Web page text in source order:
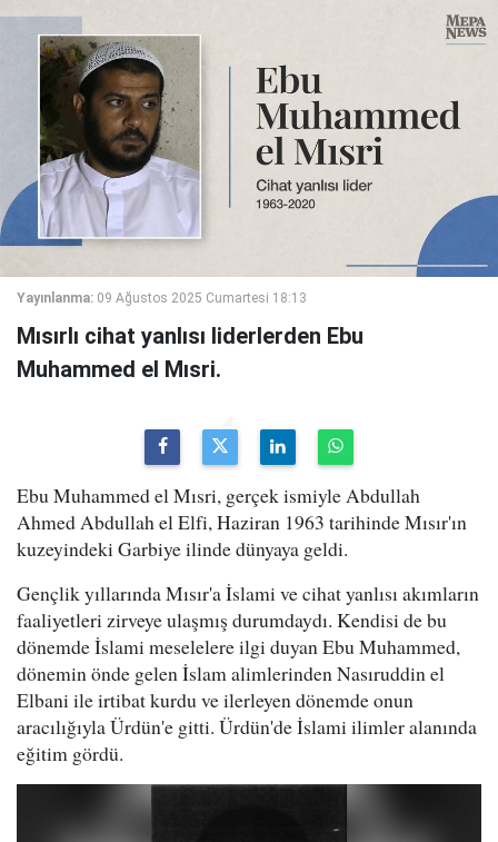
Yayınlanma: 09 Ağustos 2025 Cumartesi 18:13
Mısırlı cihat yanlısı liderlerden Ebu
Muhammed el Mısri.
Ebu Muhammed el Mısri, gerçek ismiyle Abdullah
Ahmed Abdullah el Elfi, Haziran 1963 tarihinde Mısır'ın
kuzeyindeki Garbiye ilinde dünyaya geldi.
Gençlik yıllarında Mısır'a İslami ve cihat yanlısı akımların
faaliyetleri zirveye ulaşmış durumdaydı. Kendisi de bu
dönemde İslami meselelere ilgi duyan Ebu Muhammed,
dönemin önde gelen İslam alimlerinden Nasıruddin el
Elbani ile irtibat kurdu ve ilerleyen dönemde onun
aracılığıyla Ürdün'e gitti. Ürdün'de İslami ilimler alanında
eğitim gördü.